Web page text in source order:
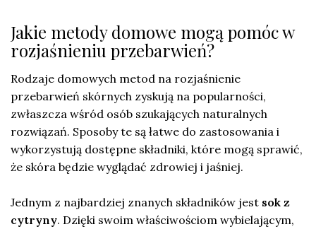
Jakie metody domowe mogą pomóc w
rozjaśnieniu przebarwień?
Rodzaje domowych metod na rozjaśnienie
przebarwień skórnych zyskują na popularności,
zwłaszcza wśród osób szukających naturalnych
rozwiązań. Sposoby te są łatwe do zastosowania i
wykorzystują dostępne składniki, które mogą sprawić,
że skóra będzie wyglądać zdrowiej i jaśniej.
Jednym z najbardziej znanych składników jest sok z
cytryny. Dzięki swoim właściwościom wybielającym,